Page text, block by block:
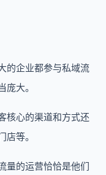
的企业都参与私域流
大。
核心的渠道和方式还
等。
量的运营恰恰是他们